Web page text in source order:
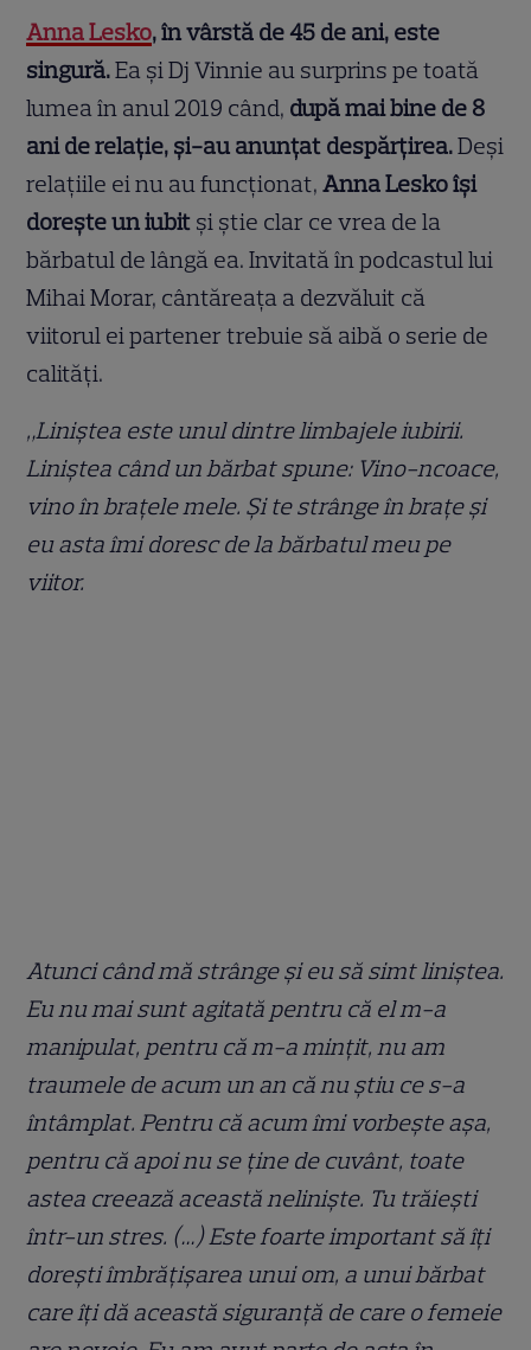
Anna Lesko, în vârstă de 45 de ani, este
singură.Ea și Dj Vinnie au surprins pe toată
lumea în anul 2019 când, după mai bine de 8
ani de relație, și-au anunțat despărțirea.Deși
relațiile ei nu au funcționat,Anna Lesko își
dorește un iubit și știe clar ce vrea de la
bărbatul de lângă ea. Invitată în podcastul lui
Mihai Morar, cântăreața a dezvăluit că
viitorul ei partener trebuie să aibă o serie de
calități.
„Liniștea este unul dintre limbajele iubirii.
Liniștea când un bărbat spune: Vino-ncoace,
vino în brațele mele. Și te strânge în brațe și
eu asta îmi doresc de la bărbatul meu pe
viitor.
Atunci când mă strânge și eu să simt liniștea.
Eu nu mai sunt agitată pentru că el m-a
manipulat, pentru că m-a mințit, nu am
traumele de acum un an că nu știu ce s-a
întâmplat. Pentru că acum îmi vorbește așa,
pentru că apoi nu se ține de cuvânt, toate
astea creează această neliniște. Tu trăiești
într-un stres. (…) Este foarte important să îți
dorești îmbrățișarea unui om, a unui bărbat
care îți dă această siguranță de care o femeie